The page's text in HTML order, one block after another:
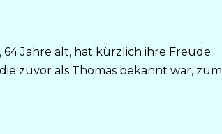
64 Jahre alt, hat kürzlich ihre Freude
zuvor als Thomas bekannt war, zum